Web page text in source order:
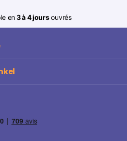
en3 à 4 joursouvrés